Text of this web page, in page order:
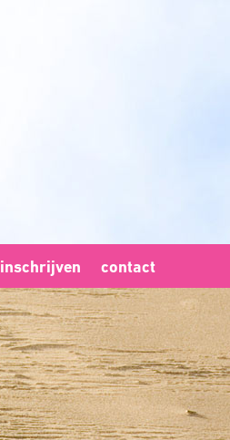
inschrijven contact